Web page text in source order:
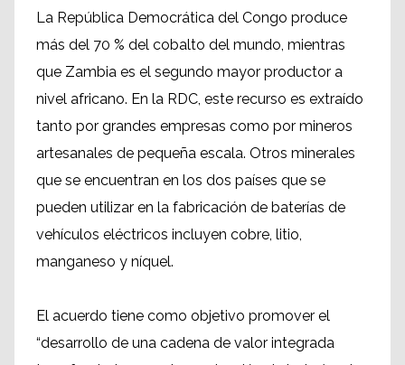
La República Democrática del Congo produce
más del 70 % del cobalto del mundo, mientras
que Zambia es el segundo mayor productor a
nivel africano. En la RDC, este recurso es extraído
tanto por grandes empresas como por mineros
artesanales de pequeña escala. Otros minerales
que se encuentran en los dos países que se
pueden utilizar en la fabricación de baterías de
vehículos eléctricos incluyen cobre, litio,
manganeso y níquel.
El acuerdo tiene como objetivo promover el
“desarrollo de una cadena de valor integrada